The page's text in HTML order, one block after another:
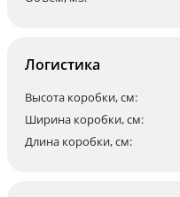
Логистика
Высота коробки, см:
Ширина коробки, см:
Длина коробки, см: